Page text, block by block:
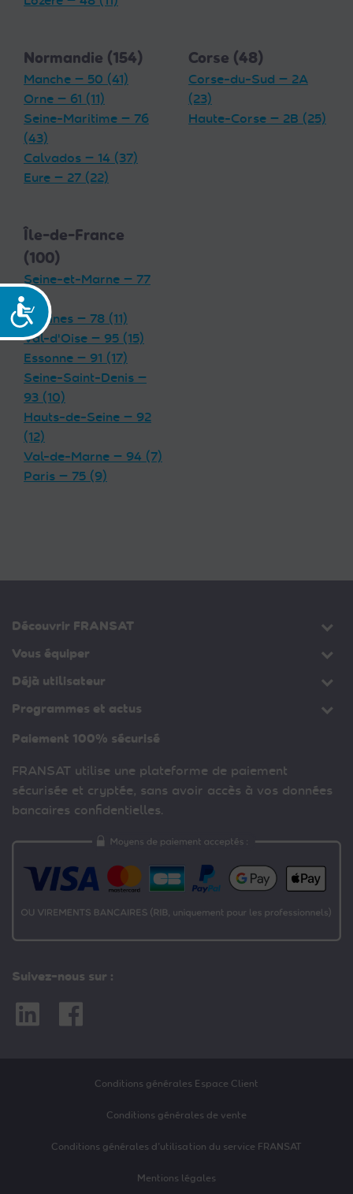
Accessibilité
Normandie (154)
Manche — 50 (41)
Orne — 61 (11)
Seine-Maritime — 76
(43)
Calvados — 14 (37)
Eure — 27 (22)
Corse (48)
Corse-du-Sud — 2A
(23)
Haute-Corse — 2B (25)
Île-de-France
(100)
Seine-et-Marne — 77
(19)
Yvelines — 78 (11)
Val-d'Oise — 95 (15)
Essonne — 91 (17)
Seine-Saint-Denis —
93 (10)
Hauts-de-Seine — 92
(12)
Val-de-Marne — 94 (7)
Paris — 75 (9)
Découvrir FRANSAT
Vous équiper
Déjà utilisateur
Programmes et actus
Paiement 100% sécurisé
FRANSAT utilise une plateforme de paiement
sécurisée et cryptée, sans avoir accès à vos données
bancaires confidentielles.
Suivez-nous sur :
LinkedinFacebook
Conditions générales Espace Client
Conditions générales de vente
Conditions générales d’utilisation du service FRANSAT
Mentions légales